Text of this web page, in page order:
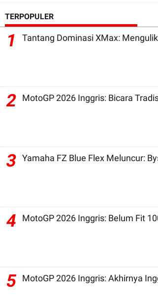
TERPOPULER
1 Tantang Dominasi XMax:
2
3 Yamaha FZ Blue Flex Meluncur:
4 MotoGP 2026 Inggris: Belum Fit
5 MotoGP 2026 Inggris: Akhirnya